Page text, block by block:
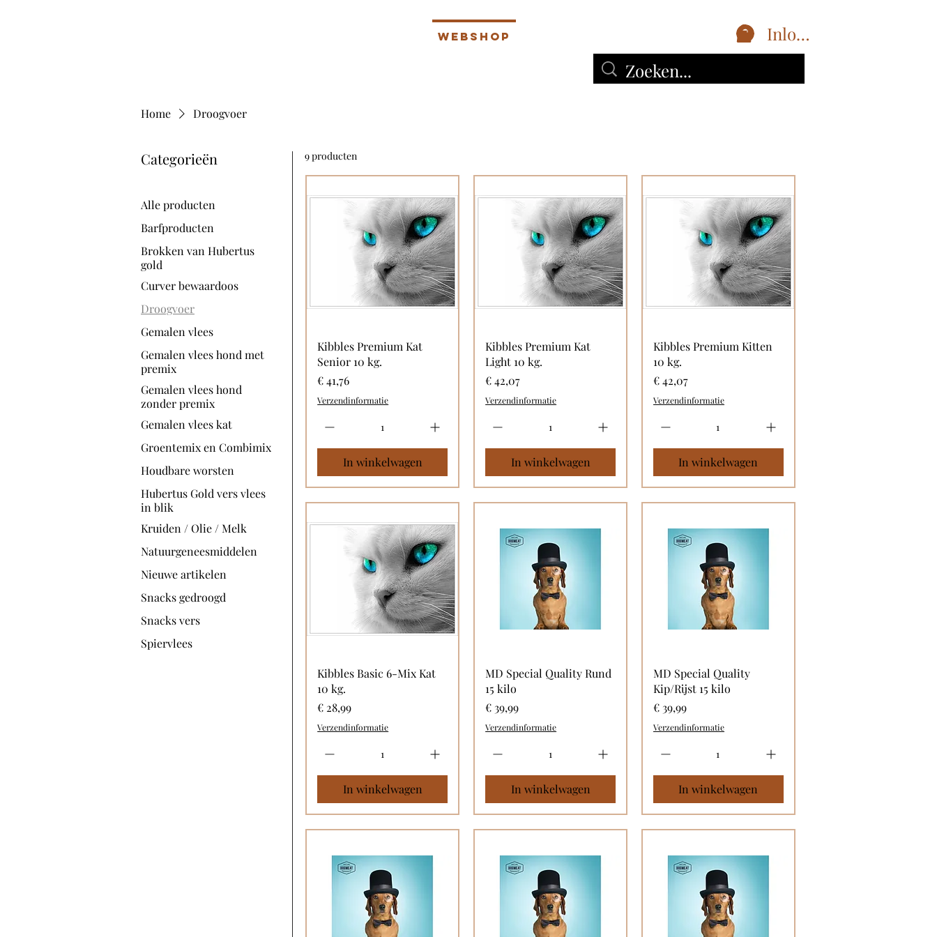
Webshop Inloggen
Home Droogvoer
Categorieën
Alle producten
Barfproducten
Brokken van Hubertus
gold
Curver bewaardoos
Droogvoer
Gemalen vlees
Gemalen vlees hond met
premix
Gemalen vlees hond
zonder premix
Gemalen vlees kat
Groentemix en Combimix
Houdbare worsten
Hubertus Gold vers vlees
in blik
Kruiden / Olie / Melk
Natuurgeneesmiddelen
Nieuwe artikelen
Snacks gedroogd
Snacks vers
Spiervlees
9 producten
Kibbles Premium Kat
Senior 10 kg.
Prijs
€ 41,76
Verzendinformatie
In winkelwagen
Kibbles Premium Kat
Light 10 kg.
Prijs
€ 42,07
Verzendinformatie
In winkelwagen
Kibbles Premium Kitten
10 kg.
Prijs
€ 42,07
Verzendinformatie
In winkelwagen
Kibbles Basic 6-Mix Kat
10 kg.
Prijs
€ 28,99
Verzendinformatie
In winkelwagen
MD Special Quality Rund
15 kilo
Prijs
€ 39,99
Verzendinformatie
In winkelwagen
MD Special Quality
Kip/Rijst 15 kilo
Prijs
€ 39,99
Verzendinformatie
In winkelwagen